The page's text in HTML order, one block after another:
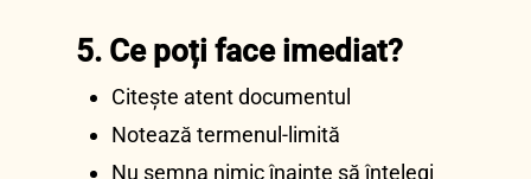
5. Ce poți face imediat?
Citește atent documentul
Notează termenul-limită
Nu semna nimic înainte să înțelegi